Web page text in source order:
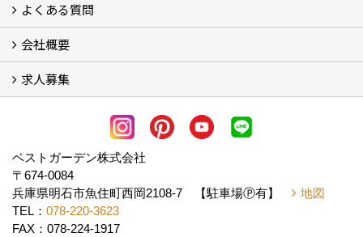
フォトギャラリー
メディア紹介・掲載
お客様の声
よくある質問
よくある質問
会社概要
会社概要
アクセス
スタッフ紹介
スタッフブログ
LINE公式アカウント
求人募集
協力業者様・求人募集 (2)
ベストガーデン株式会社
〒674-0084
兵庫県明石市魚住町西岡2108-7 【駐車場Ⓟ有】
地図
TEL： 078-220-3623
FAX：078-224-1917